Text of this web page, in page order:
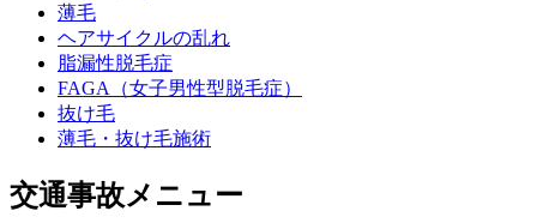
薄毛
ヘアサイクルの乱れ
脂漏性脱毛症
FAGA（女子男性型脱毛症）
抜け毛
薄毛・抜け毛施術
交通事故メニュー